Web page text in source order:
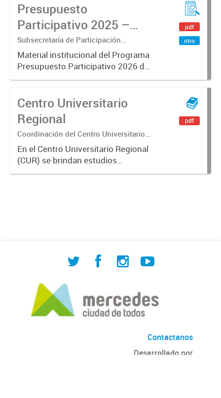
Presupuesto
Participativo 2025 –
Presentación
institucional
Subsecretaría de Participación
Ciudadana y Relaciones con la
Comunidad
Material institucional del Programa
Presupuesto Participativo 2026 del
Municipio de Mercedes. Incluye
normativa, montos asignados,
zonas de participación, criterios...
pdf
otro
Centro Universitario
Regional
Coordinación del Centro Universitario
Regional (CUR)
En el Centro Universitario Regional
(CUR) se brindan estudios
superiores y cursos de manera
pdf
Contactanos
Desarrollado por